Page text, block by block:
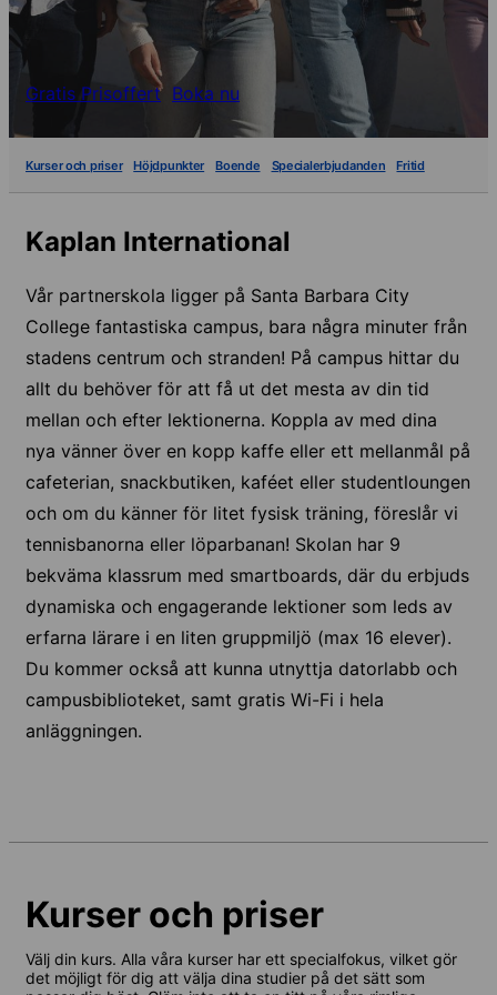
Gratis Prisoffert Boka nu
Kurser och priser Höjdpunkter Boende Specialerbjudanden Fritid
Kaplan International
Vår partnerskola ligger på Santa Barbara City
College fantastiska campus, bara några minuter från
stadens centrum och stranden! På campus hittar du
allt du behöver för att få ut det mesta av din tid
mellan och efter lektionerna. Koppla av med dina
nya vänner över en kopp kaffe eller ett mellanmål på
cafeterian, snackbutiken, kaféet eller studentloungen
och om du känner för litet fysisk träning, föreslår vi
tennisbanorna eller löparbanan! Skolan har 9
bekväma klassrum med smartboards, där du erbjuds
dynamiska och engagerande lektioner som leds av
erfarna lärare i en liten gruppmiljö (max 16 elever).
Du kommer också att kunna utnyttja datorlabb och
campusbiblioteket, samt gratis Wi-Fi i hela
anläggningen.
Kurser och priser
Välj din kurs. Alla våra kurser har ett specialfokus, vilket gör
det möjligt för dig att välja dina studier på det sätt som